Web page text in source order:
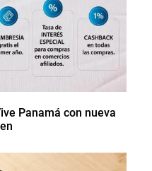
Panamá con nueva